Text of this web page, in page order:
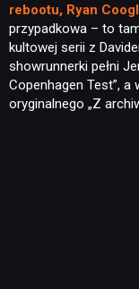
rebootu, Ryan
przypadkowa – to
kultowej serii z
showrunnerki pełni
Copenhagen Test”,
oryginalnego „Z